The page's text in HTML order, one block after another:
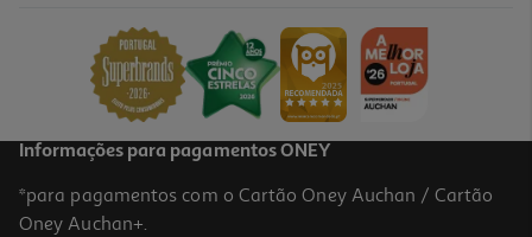
Informações para pagamentos ONEY
*para pagamentos com o Cartão Oney Auchan / Cartão
Oney Auchan+.